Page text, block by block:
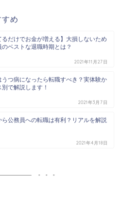
め
るだけでお金が増える】大損しないため
のベストな退職時期とは？
2021年11月27日
うつ病になったら転職すべき？実体験か
別で解説します！
2021年3月7日
ら公務員への転職は有利？リアルを解説
2021年4月18日